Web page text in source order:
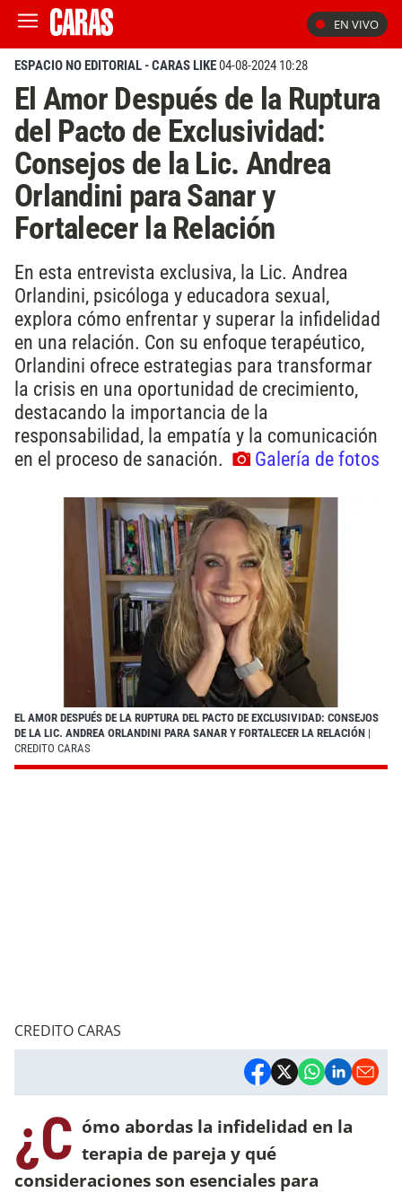
EN VIVO
ESPACIO NO EDITORIAL - CARAS LIKE04-08-2024 10:28
El Amor Después de la Ruptura
del Pacto de Exclusividad:
Consejos de la Lic. Andrea
Orlandini para Sanar y
Fortalecer la Relación
En esta entrevista exclusiva, la Lic. Andrea
Orlandini, psicóloga y educadora sexual,
explora cómo enfrentar y superar la infidelidad
en una relación. Con su enfoque terapéutico,
Orlandini ofrece estrategias para transformar
la crisis en una oportunidad de crecimiento,
destacando la importancia de la
responsabilidad, la empatía y la comunicación
en el proceso de sanación.
Galería de fotos
EL AMOR DESPUÉS DE LA RUPTURA DEL PACTO DE EXCLUSIVIDAD: CONSEJOS
DE LA LIC. ANDREA ORLANDINI PARA SANAR Y FORTALECER LA RELACIÓN |
CREDITO CARAS
CREDITO CARAS
¿C ómo abordas la infidelidad en la
terapia de pareja y qué
consideraciones son esenciales para